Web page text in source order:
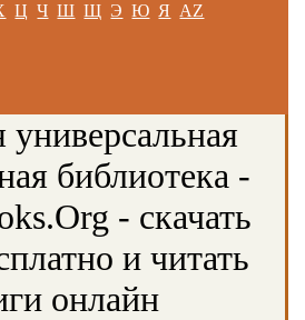
Ц Ч Ш Щ Э Ю Я AZ
библиотека -
- скачать
и читать
онлайн